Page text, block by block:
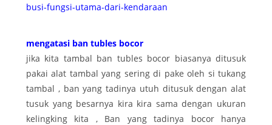
busi-fungsi-utama-dari-kendaraan
mengatasi ban tubles bocor
jika kita tambal ban tubles bocor biasanya ditusuk
pakai alat tambal yang sering di pake oleh si tukang
tambal , ban yang tadinya utuh ditusuk dengan alat
tusuk yang besarnya kira kira sama dengan ukuran
kelingking kita , Ban yang tadinya bocor hanya